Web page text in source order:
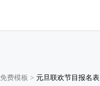
免费模板 > 元旦联欢节目报名表